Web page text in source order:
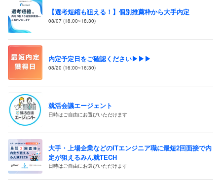
【選考短縮も狙える！】個別推薦枠から大手内定
08/07 (18:00~18:30)
内定予定日をご確認ください▶▶▶
08/20 (16:00~16:30)
就活会議エージェント
日時はご自由にお選びいただけます
大手・上場企業などのITエンジニア職に最短2回面接で内
定が狙えるみん就TECH
日時はご自由にお選びいただけます